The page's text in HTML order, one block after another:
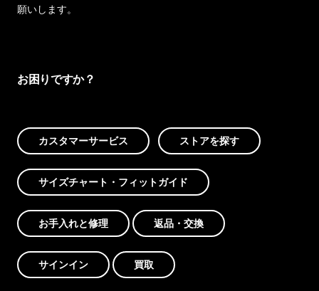
願いします。
お困りですか？
カスタマーサービス ストアを探す
サイズチャート・フィットガイド
お手入れと修理 返品・交換
サインイン 買取